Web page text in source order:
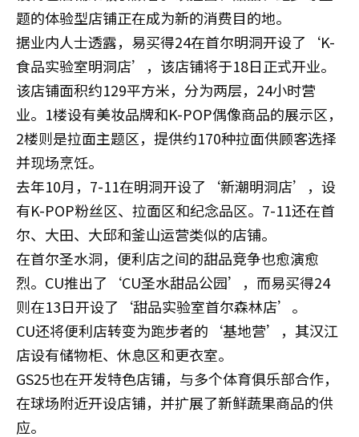
题的体验型店铺正在成为新的消费目的地。
据业内人士透露，易买得24在首尔明洞开设了‘K-
食品实验室明洞店’，该店铺将于18日正式开业。
该店铺面积约129平方米，分为两层，24小时营
业。1楼设有美妆品牌和K-POP偶像商品的展示区，
2楼则是拉面主题区，提供约170种拉面供顾客选择
并现场烹饪。
去年10月，7-11在明洞开设了‘新潮明洞店’，设
有K-POP粉丝区、拉面区和纪念品区。7-11还在首
尔、大田、大邱和釜山运营类似的店铺。
在首尔圣水洞，便利店之间的甜品竞争也愈演愈
烈。CU推出了‘CU圣水甜品公园’，而易买得24
则在13日开设了‘甜品实验室首尔森林店’。
CU还将便利店转变为跑步者的‘基地营’，其汉江
店设有储物柜、休息区和更衣室。
GS25也在开发特色店铺，与多个体育俱乐部合作，
在球场附近开设店铺，并扩展了新鲜蔬果商品的供
应。